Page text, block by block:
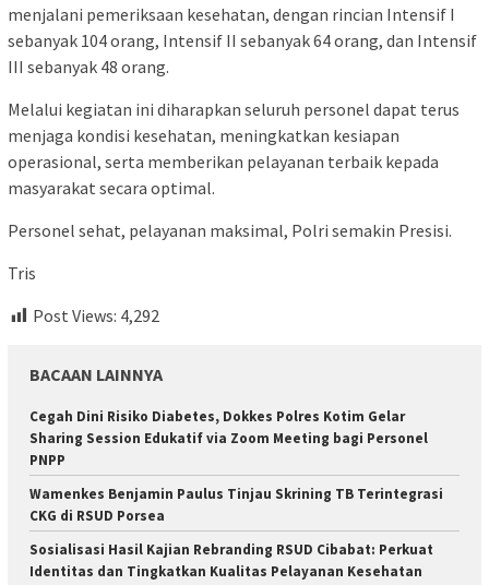
menjalani pemeriksaan kesehatan, dengan rincian Intensif I
sebanyak 104 orang, Intensif II sebanyak 64 orang, dan Intensif
III sebanyak 48 orang.
Melalui kegiatan ini diharapkan seluruh personel dapat terus
menjaga kondisi kesehatan, meningkatkan kesiapan
operasional, serta memberikan pelayanan terbaik kepada
masyarakat secara optimal.
Personel sehat, pelayanan maksimal, Polri semakin Presisi.
Tris
Post Views: 4,292
BACAAN LAINNYA
Cegah Dini Risiko Diabetes, Dokkes Polres Kotim Gelar
Sharing Session Edukatif via Zoom Meeting bagi Personel
PNPP
Wamenkes Benjamin Paulus Tinjau Skrining TB Terintegrasi
CKG di RSUD Porsea
Sosialisasi Hasil Kajian Rebranding RSUD Cibabat: Perkuat
Identitas dan Tingkatkan Kualitas Pelayanan Kesehatan